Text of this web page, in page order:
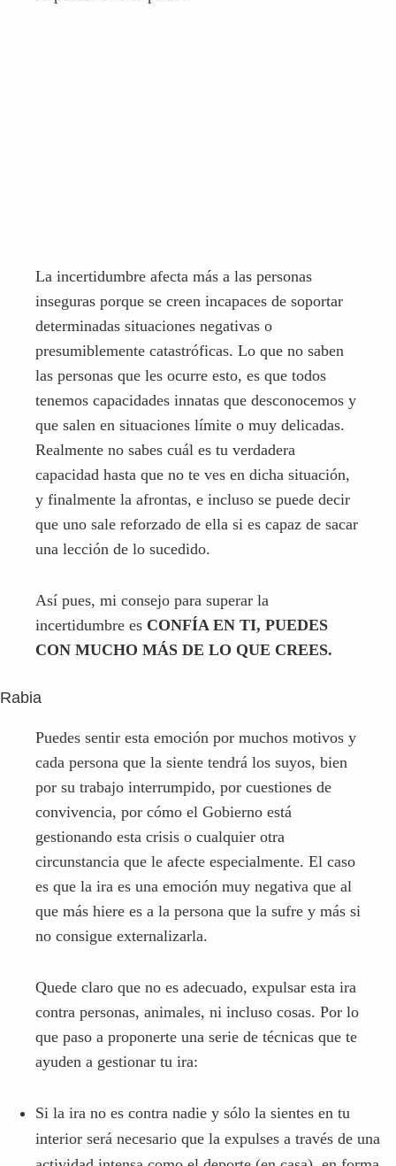
que salen en situaciones límite o muy delicadas.
Realmente no sabes cuál es tu verdadera
capacidad hasta que no te ves en dicha situación,
y finalmente la afrontas, e incluso se puede decir
que uno sale reforzado de ella si es capaz de sacar
una lección de lo sucedido.
Así pues, mi consejo para superar la
incertidumbre esCONFÍA EN TI, PUEDES
CON MUCHO MÁS DE LO QUE CREES.
Rabia
cada persona que la siente tendrá los suyos, bien
por su trabajo interrumpido, por cuestiones de
convivencia, por cómo el Gobierno está
circunstancia que le afecte especialmente. El caso
es que la ira es una emoción muy negativa que al
que más hiere es a la persona que la sufre y más si
no consigue externalizarla.
Quede claro que no es adecuado, expulsar esta ira
contra personas, animales, ni incluso cosas. Por lo
que paso a proponerte una serie de técnicas que te
ayuden a gestionar tu ira:
interior será necesario que la expulses a través de una
actividad intensa como el deporte (en casa), en forma
de carta expresando todo lo negativo que sientes o bien
a través de técnicas de relajación que te ayuden a
Si la ira es contra otra persona con la que NO convives,
puedes hacer alguna de las técnicas anteriores y, bien